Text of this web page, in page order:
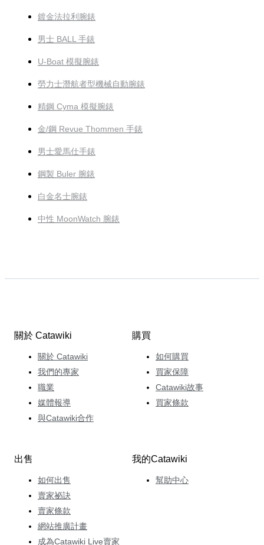
鍍金法拉利腕錶
男士 BALL 手錶
U-Boat 模擬腕錶
勞力士潛航者型機械自動腕錶
精鋼 Cyma 模擬腕錶
金/鋼 Revue Thommen 手錶
男士愛馬仕手錶
鋼製 Buler 腕錶
白金名士腕錶
中性 MoonWatch 腕錶
關於 Catawiki
關於 Catawiki
我們的專家
職業
媒體報導
與Catawiki合作
購買
如何購買
買家保障
Catawiki故事
買家條款
出售
如何出售
賣家祕訣
賣家條款
網站推廣計畫
成為Catawiki Live賣家
我的Catawiki
幫助中心